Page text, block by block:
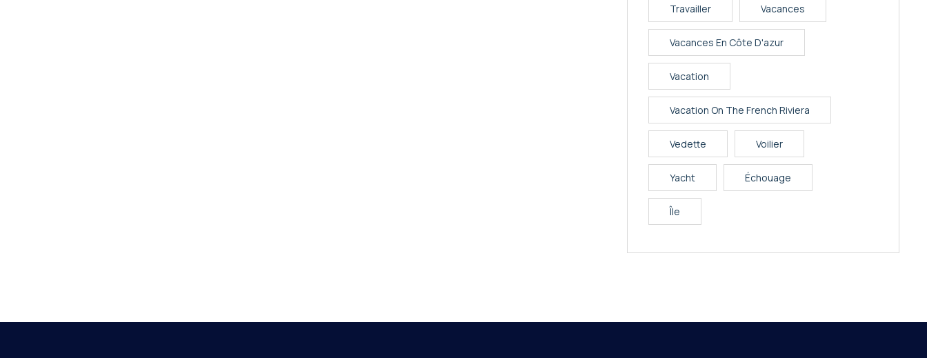
Travailler Vacances
Vacances En Côte D'azur
Vacation
Vacation On The French Riviera
Vedette Voilier
Yacht Échouage
Île